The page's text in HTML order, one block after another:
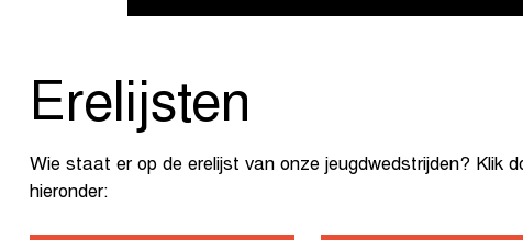
Jeugd
erelijsten
Erelijsten
Wie staat er op de erelijst van onze jeugdwedstrijden? Klik
hieronder: